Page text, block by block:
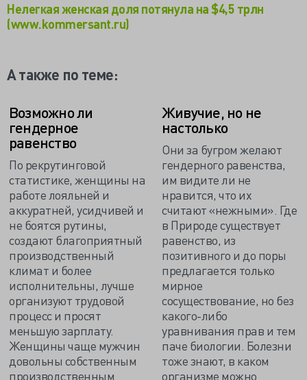
Нелегкая женская доля потянула на $4,5 трлн
(www.kommersant.ru)
А также по теме:
Возможно ли
гендерное
равенство
По рекрутинговой
статистике, женщины на
работе лояльней и
аккуратней, усидчивей и
не боятся рутины,
создают благоприятный
производственный
климат и более
исполнительны, лучше
организуют трудовой
процесс и просят
меньшую зарплату.
Женщины чаще мужчин
довольны собственным
производственным
Живучие, но не
настолько
Они за бугром желают
гендерного равенства,
им видите ли не
нравится, что их
считают «нежными». Где
в Природе существует
равенство, из
позитивного и до поры
предлагается только
мирное
сосуществование, но без
какого-либо
уравнивания прав и тем
паче биологии. Болезни
тоже знают, в каком
организме можно